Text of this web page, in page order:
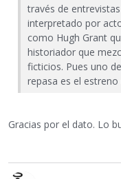
través de
interpretado por
como Hugh Grant
historiador que
ficticios. Pues uno
repasa es el estreno
Gracias por el dato. Lo